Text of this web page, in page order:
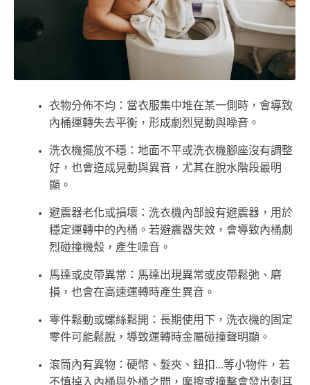
衣物分佈不均：當衣服集中堆在某一側時，會導致
內桶運轉失去平衡，形成劇烈晃動與噪音。
洗衣機擺放不穩：地面不平或洗衣機腳座沒有調整
好，也會造成晃動與異音，尤其在脫水階段最明
顯。
避震器老化或損壞：洗衣機內部設有避震器，用於
穩定運轉中的內桶。若避震器失效，會導致內桶劇
烈碰撞機殼，產生噪音。
馬達或皮帶異常：馬達出現異常或皮帶鬆弛、磨
損，也會在高速運轉時產生異音。
零件鬆動或螺絲鬆開：長期使用下，洗衣機的固定
零件可能鬆脫，導致運轉時金屬碰撞聲明顯。
滾筒內有異物：硬幣、髮夾、鈕扣...等小物件，若
不慎掉入內桶與外桶之間，摩擦或撞擊會發出刺耳